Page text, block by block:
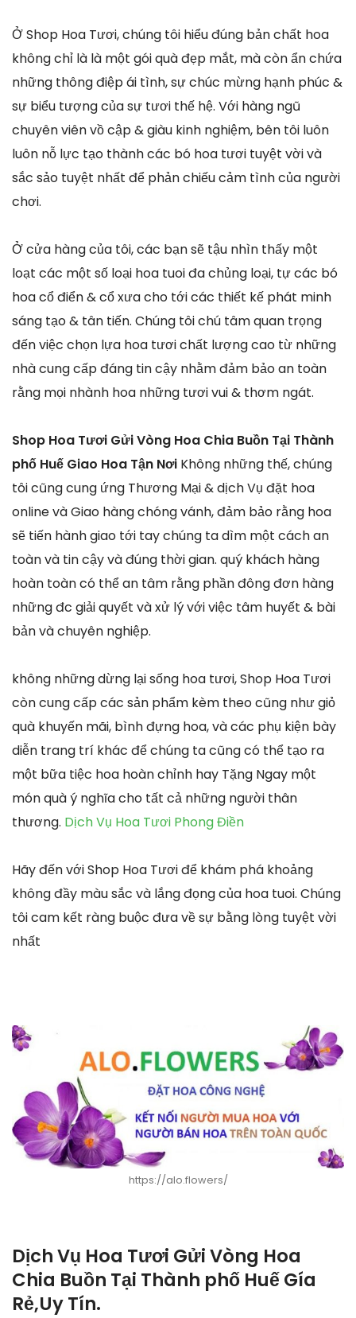
Ở Shop Hoa Tươi, chúng tôi hiểu đúng bản chất hoa
không chỉ là là một gói quà đẹp mắt, mà còn ẩn chứa
những thông điệp ái tình, sự chúc mừng hạnh phúc &
sự biểu tượng của sự tươi thế hệ. Với hàng ngũ
chuyên viên vồ cập & giàu kinh nghiệm, bên tôi luôn
luôn nỗ lực tạo thành các bó hoa tươi tuyệt vời và
sắc sảo tuyệt nhất để phản chiếu cảm tình của người
chơi.
Ở cửa hàng của tôi, các bạn sẽ tậu nhìn thấy một
loạt các một số loại hoa tuoi đa chủng loại, tự các bó
hoa cổ điển & cổ xưa cho tới các thiết kế phát minh
sáng tạo & tân tiến. Chúng tôi chú tâm quan trọng
đến việc chọn lựa hoa tươi chất lượng cao từ những
nhà cung cấp đáng tin cậy nhằm đảm bảo an toàn
rằng mọi nhành hoa những tươi vui & thơm ngát.
Shop Hoa Tươi Gửi Vòng Hoa Chia Buồn Tại Thành
phố Huế Giao Hoa Tận Nơi Không những thế, chúng
tôi cũng cung ứng Thương Mại & dịch Vụ đặt hoa
online và Giao hàng chóng vánh, đảm bảo rằng hoa
sẽ tiến hành giao tới tay chúng ta dìm một cách an
toàn và tin cậy và đúng thời gian. quý khách hàng
hoàn toàn có thể an tâm rằng phần đông đơn hàng
những đc giải quyết và xử lý với việc tâm huyết & bài
bản và chuyên nghiệp.
không những dừng lại sống hoa tươi, Shop Hoa Tươi
còn cung cấp các sản phẩm kèm theo cũng như giỏ
quà khuyến mãi, bình đựng hoa, và các phụ kiện bày
diễn trang trí khác để chúng ta cũng có thể tạo ra
một bữa tiệc hoa hoàn chỉnh hay Tặng Ngay một
món quà ý nghĩa cho tất cả những người thân
thương. Dịch Vụ Hoa Tươi Phong Điền
Hãy đến với Shop Hoa Tươi để khám phá khoảng
không đầy màu sắc và lắng đọng của hoa tuoi. Chúng
tôi cam kết ràng buộc đưa về sự bằng lòng tuyệt vời
nhất
https://alo.flowers/
Dịch Vụ Hoa Tươi Gửi Vòng Hoa
Chia Buồn Tại Thành phố Huế Gía
Rẻ,Uy Tín.